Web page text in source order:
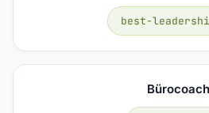
best-
Bürocoach